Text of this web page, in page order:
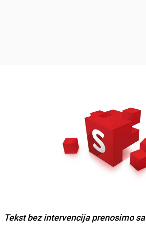
Tekst bez intervencija prenosimo sa